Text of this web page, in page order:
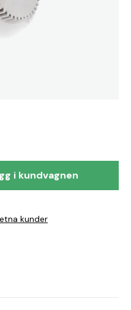
i kundvagnen
kunder